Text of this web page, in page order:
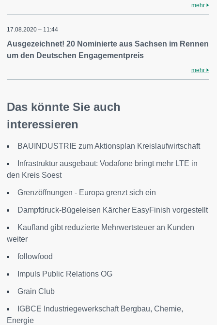
mehr
17.08.2020 – 11:44
Ausgezeichnet! 20 Nominierte aus Sachsen im Rennen
um den Deutschen Engagementpreis
mehr
Das könnte Sie auch
interessieren
BAUINDUSTRIE zum Aktionsplan Kreislaufwirtschaft
Infrastruktur ausgebaut: Vodafone bringt mehr LTE in
den Kreis Soest
Grenzöffnungen - Europa grenzt sich ein
Dampfdruck-Bügeleisen Kärcher EasyFinish vorgestellt
Kaufland gibt reduzierte Mehrwertsteuer an Kunden
weiter
followfood
Impuls Public Relations OG
Grain Club
IGBCE Industriegewerkschaft Bergbau, Chemie,
Energie